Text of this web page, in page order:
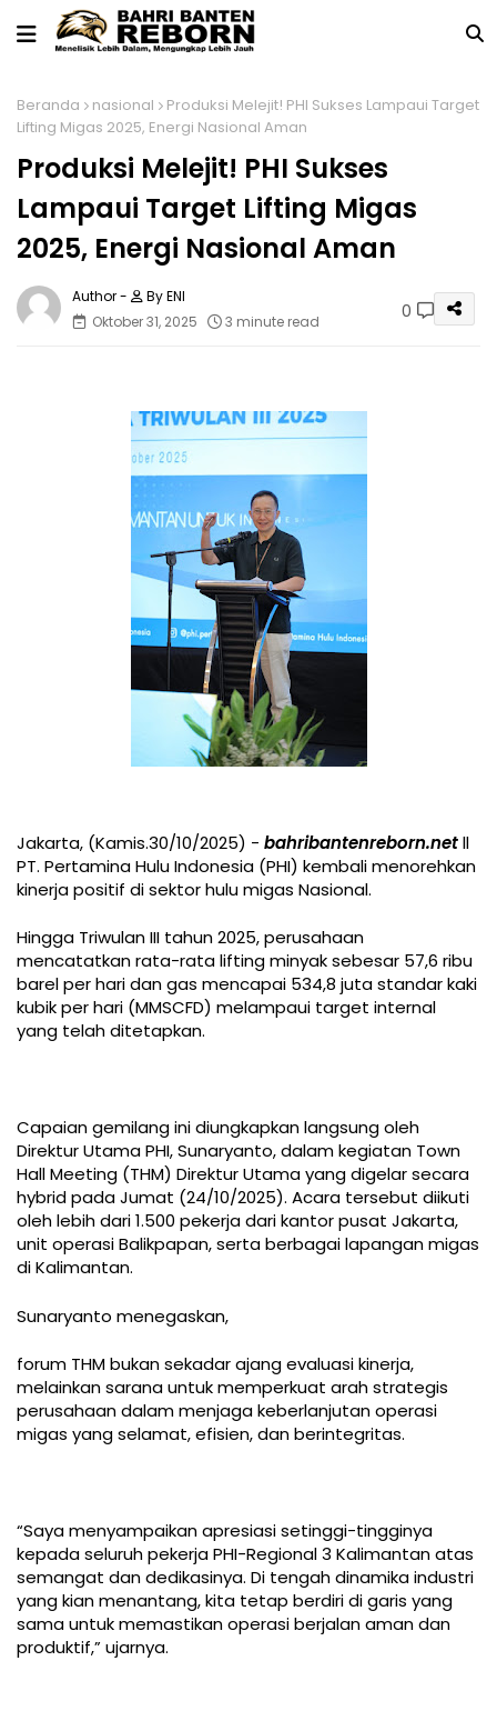
Beranda nasional
Produksi Melejit! PHI Sukses Lampaui Target
Lifting Migas 2025, Energi Nasional Aman
Produksi Melejit! PHI Sukses
Lampaui Target Lifting Migas
2025, Energi Nasional Aman
By ENI
Oktober 31, 2025
3 minute read 0
Jakarta, (Kamis.30/10/2025) - bahribantenreborn.netll
PT. Pertamina Hulu Indonesia (PHI) kembali menorehkan
kinerja positif di sektor hulu migas Nasional.
Hingga Triwulan III tahun 2025, perusahaan
mencatatkan rata-rata lifting minyak sebesar 57,6 ribu
barel per hari dan gas mencapai 534,8 juta standar kaki
kubik per hari (MMSCFD) melampaui target internal
yang telah ditetapkan.
Capaian gemilang ini diungkapkan langsung oleh
Direktur Utama PHI, Sunaryanto, dalam kegiatan Town
Hall Meeting (THM) Direktur Utama yang digelar secara
hybrid pada Jumat (24/10/2025). Acara tersebut diikuti
oleh lebih dari 1.500 pekerja dari kantor pusat Jakarta,
unit operasi Balikpapan, serta berbagai lapangan migas
di Kalimantan.
Sunaryanto menegaskan,
forum THM bukan sekadar ajang evaluasi kinerja,
melainkan sarana untuk memperkuat arah strategis
perusahaan dalam menjaga keberlanjutan operasi
migas yang selamat, efisien, dan berintegritas.
“Saya menyampaikan apresiasi setinggi-tingginya
kepada seluruh pekerja PHI-Regional 3 Kalimantan atas
semangat dan dedikasinya. Di tengah dinamika industri
yang kian menantang, kita tetap berdiri di garis yang
sama untuk memastikan operasi berjalan aman dan
produktif,” ujarnya.